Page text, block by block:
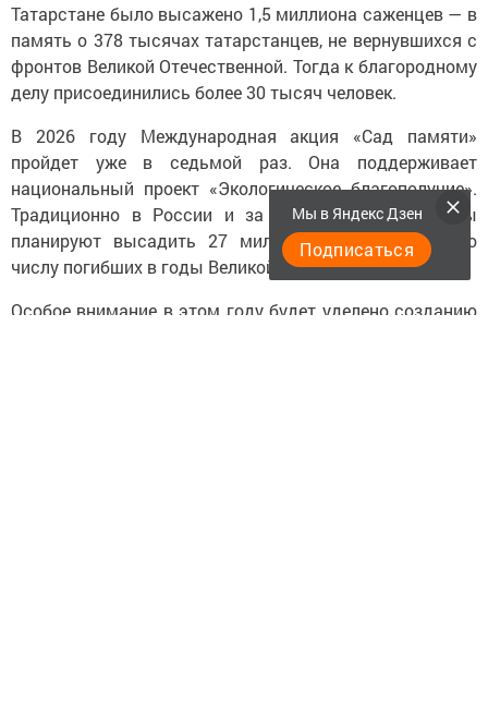
Татарстане было высажено 1,5 миллиона саженцев — в
память о 378 тысячах татарстанцев, не вернувшихся с
фронтов Великой Отечественной. Тогда к благородному
делу присоединились более 30 тысяч человек.
В 2026 году Международная акция «Сад памяти»
пройдет уже в седьмой раз. Она поддерживает
национальный проект «Экологическое благополучие».
Традиционно в России и за рубежом организаторы
планируют высадить 27 миллионов деревьев — по
числу погибших в годы Великой Отечественной войны.
Особое внимание в этом году будет уделено созданию
Мы в Яндекс Дзен
Подписаться